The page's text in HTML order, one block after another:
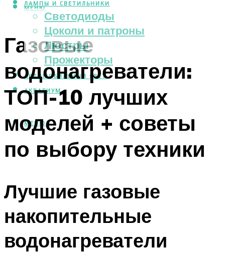
ЛАМПЫ И СВЕТИЛЬНИКИ
Светодиоды
Цоколи и патроны
Люстры
Прожекторы
АВТОМОБИЛЬНЫЙ СВЕТ
АКВАРИУМ
МЕНЮ
МЕНЮ
Газовые
водонагреватели:
ТОП-10 лучших
моделей + советы
по выбору техники
Лучшие газовые
накопительные
водонагреватели